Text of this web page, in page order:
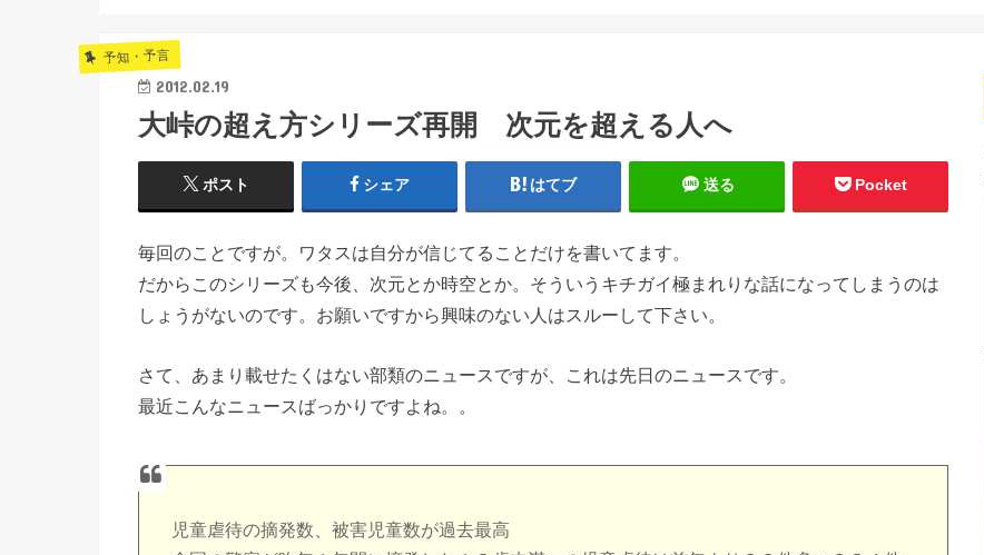
予知・予言
2012.02.19
大峠の超え方シリーズ再開 次元を超える人へ
ポスト シェア はてブ 送る Pocket
毎回のことですが。ワタスは自分が信じてることだけを書いてます。
だからこのシリーズも今後、次元とか時空とか。そういうキチガイ極まれりな話になってしまうのは
しょうがないのです。お願いですから興味のない人はスルーして下さい。
さて、あまり載せたくはない部類のニュースですが、これは先日のニュースです。
最近こんなニュースばっかりですよね。。
児童虐待の摘発数、被害児童数が過去最高